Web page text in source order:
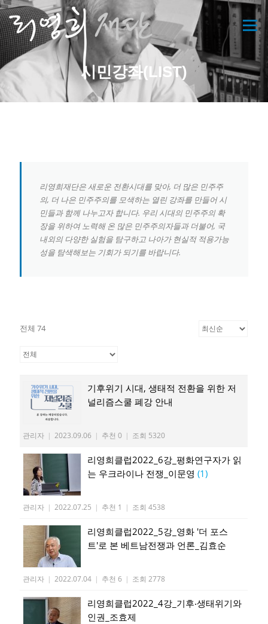
콘
텐
츠
로
바
로
기
메뉴
시민강좌(LIST)
리영희재단은 새로운 전환시대를 맞아, 더 많은 민주주
의, 더 나은 민주주의를 모색하는 열린 강좌를 만들어 시
민들과 함께 나누고자 합니다. 우리 시대의 민주주의 확
장을 위하여 노력해 온 많은 민주주의자들과 더불어, 국
내외의 다양한 실험을 탐구하고 나아가 현실적 적용가능
성을 탐색해보는 기회가 되기를 바랍니다.
전체 74
기후위기 시대, 생태적 전환을 위한 저
널리즘스쿨 폐강 안내
관리자 | 2023.09.06 | 추천 0 | 조회 5320
리영희클럽2022_6강_평화연구자가 읽
는 우크라이나 전쟁_이문영(1)
관리자 | 2022.07.25 | 추천 1 | 조회 4538
리영희클럽2022_5강_영화 '더 포스
트'로 본 베트남전쟁과 언론_김효순
관리자 | 2022.07.04 | 추천 6 | 조회 2778
리영희클럽2022_4강_기후‧생태위기와
인권_조효제